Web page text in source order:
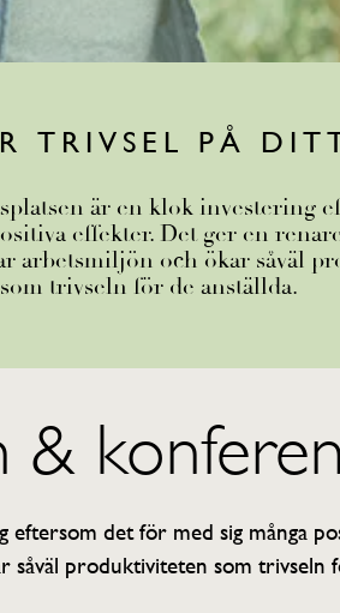
TRIVSEL PÅ
är en klok investering
effekter. Det ger en
arbetsmiljön och ökar såväl
som trivseln för de anställda.
&
eftersom det för med sig många
produktiviteten som trivseln